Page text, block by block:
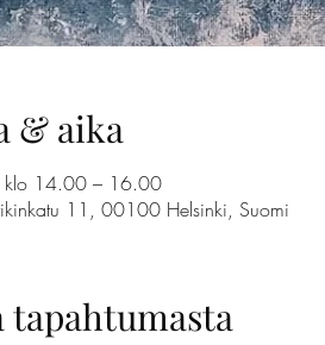
& aika
14.00 – 16.00
11, 00100 Helsinki, Suomi
tapahtumasta